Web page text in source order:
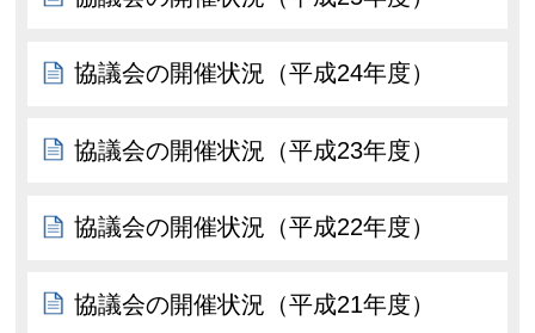
協議会の開催状況（平成24年度）
協議会の開催状況（平成23年度）
協議会の開催状況（平成22年度）
協議会の開催状況（平成21年度）